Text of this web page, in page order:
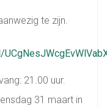
te zijn.
21.00 uur.
31 maart in